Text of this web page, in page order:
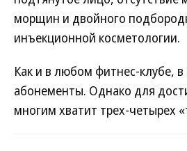
морщин и двойного
инъекционной косметологии.
Как и в любом фитнес-клубе,
абонементы. Однако для
многим хватит трех-четырех